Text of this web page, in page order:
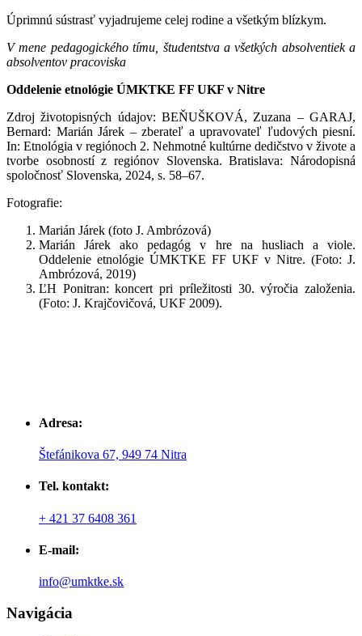
Úprimnú sústrasť vyjadrujeme celej rodine a všetkým blízkym.
V mene pedagogického tímu, študentstva a všetkých absolventiek a
absolventov pracoviska
Oddelenie etnológie ÚMKTKE FF UKF v Nitre
Zdroj životopisných údajov: BEŇUŠKOVÁ, Zuzana – GARAJ,
Bernard: Marián Járek – zberateľ a upravovateľ ľudových piesní.
In: Etnológia v regiónoch 2. Nehmotné kultúrne dedičstvo v živote a
tvorbe osobností z regiónov Slovenska. Bratislava: Národopisná
spoločnosť Slovenska, 2024, s. 58–67.
Fotografie:
Marián Járek (foto J. Ambrózová)
Marián Járek ako pedagóg v hre na husliach a viole.
Oddelenie etnológie ÚMKTKE FF UKF v Nitre. (Foto: J.
Ambrózová, 2019)
ĽH Ponitran: koncert pri príležitosti 30. výročia založenia.
(Foto: J. Krajčovičová, UKF 2009).
Adresa:
Štefánikova 67, 949 74 Nitra
Tel. kontakt:
+ 421 37 6408 361
E-mail:
info@umktke.sk
Navigácia